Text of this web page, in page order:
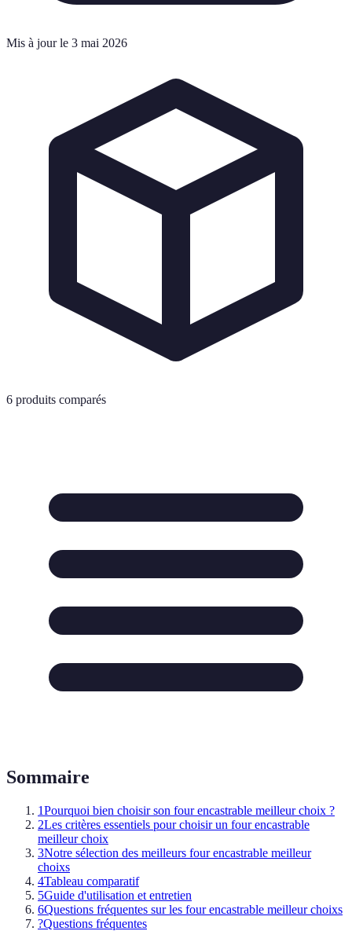
Mis à jour le 3 mai 2026
6 produits comparés
Sommaire
1Pourquoi bien choisir son four encastrable meilleur choix ?
2Les critères essentiels pour choisir un four encastrable
meilleur choix
3Notre sélection des meilleurs four encastrable meilleur
choixs
4Tableau comparatif
5Guide d'utilisation et entretien
6Questions fréquentes sur les four encastrable meilleur choixs
?Questions fréquentes